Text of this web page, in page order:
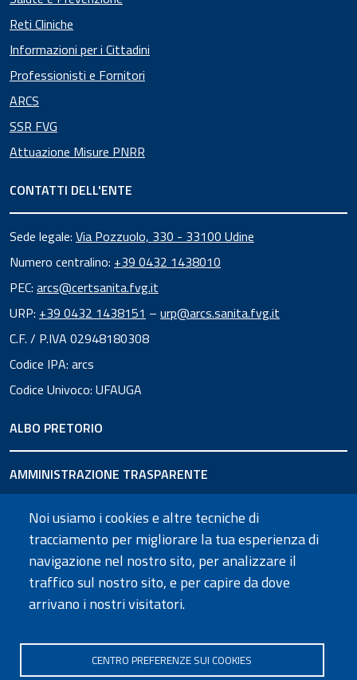
Reti Cliniche
Informazioni per i Cittadini
Professionisti e Fornitori
ARCS
SSR FVG
Attuazione Misure PNRR
CONTATTI DELL'ENTE
Sede legale: Via Pozzuolo, 330 - 33100 Udine
Numero centralino: +39 0432 1438010
PEC: arcs@certsanita.fvg.it
URP: +39 0432 1438151 – urp@arcs.sanita.fvg.it
C.F. / P.IVA 02948180308
Codice IPA: arcs
Codice Univoco: UFAUGA
ALBO PRETORIO
AMMINISTRAZIONE TRASPARENTE
URP
SEGUICI SU
Informativa privacy
Dichiarazione di accessibilità
Noi usiamo i cookies e altre tecniche di
tracciamento per migliorare la tua esperienza di
navigazione nel nostro sito, per analizzare il
traffico sul nostro sito, e per capire da dove
arrivano i nostri visitatori.
CENTRO PREFERENZE SUI COOKIES